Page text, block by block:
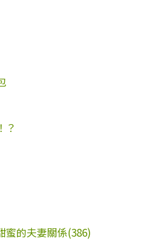
？
蜜的夫妻關係(386)